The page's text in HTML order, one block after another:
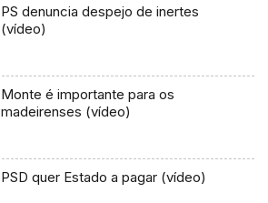
PS denuncia despejo de inertes
(vídeo)
Monte é importante para os
madeirenses (vídeo)
PSD quer Estado a pagar (vídeo)